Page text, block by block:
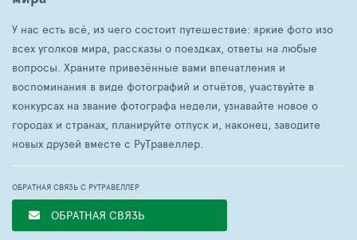
У нас есть всё, из чего состоит путешествие: яркие фото изо
всех уголков мира, рассказы о поездках, ответы на любые
вопросы. Храните привезённые вами впечатления и
воспоминания в виде фотографий и отчётов, участвуйте в
конкурсах на звание фотографа недели, узнавайте новое о
городах и странах, планируйте отпуск и, наконец, заводите
новых друзей вместе с РуТравеллер.
ОБРАТНАЯ СВЯЗЬ С РУТРАВЕЛЛЕР
ОБРАТНАЯ СВЯЗЬ